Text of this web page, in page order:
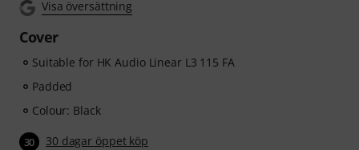
Visa översättning
Cover
Suitable for HK Audio Linear L3 115 FA
Padded
Colour: Black
30 30 dagar öppet köp